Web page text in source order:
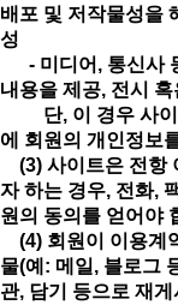
배포 및 저작물성을
성
- 미디어, 통신사
내용을 제공, 전시
단, 이 경우 사이
에 회원의 개인정보
(3) 사이트은 전항
자 하는 경우, 전화,
원의 동의를 얻어야
(4) 회원이 이용계
물(예: 메일, 블로그
관, 담기 등으로 재